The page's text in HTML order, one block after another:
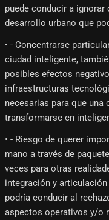
puede conducir a
desarrollo urbano que
• - Concentrarse
ciudad inteligente,
posibles efectos
infraestructuras
necesarias para que una
transformarse en
• - Riesgo de querer
mano a través de
veces para otras
integración y
podría conducir al
aspectos operativos y/o